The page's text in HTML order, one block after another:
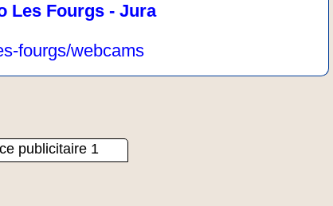
Les Fourgs - Jura
fourgs/webcams
publicitaire 1